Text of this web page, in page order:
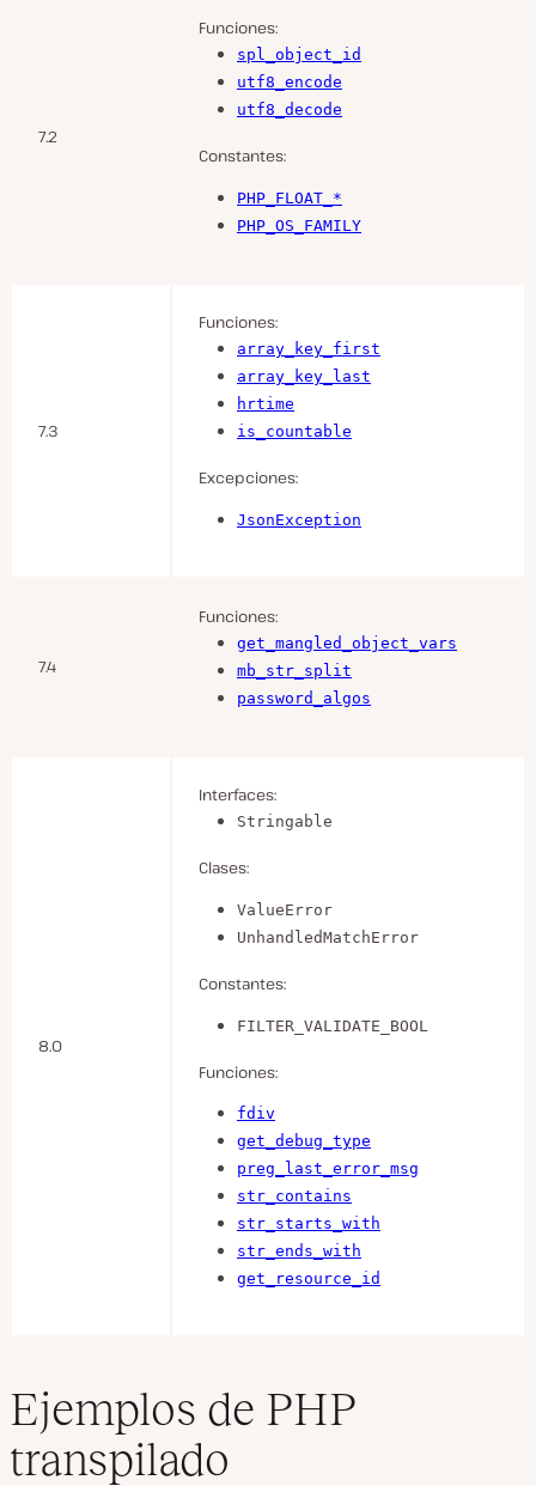
7.2
Funciones:
spl_object_id
utf8_encode
utf8_decode
Constantes:
PHP_FLOAT_*
PHP_OS_FAMILY
7.3
Funciones:
array_key_first
array_key_last
hrtime
is_countable
Excepciones:
JsonException
7.4
Funciones:
get_mangled_object_vars
mb_str_split
password_algos
8.0
Interfaces:
Stringable
Clases:
ValueError
UnhandledMatchError
Constantes:
FILTER_VALIDATE_BOOL
Funciones:
fdiv
get_debug_type
preg_last_error_msg
str_contains
str_starts_with
str_ends_with
get_resource_id
Ejemplos de PHP
transpilado